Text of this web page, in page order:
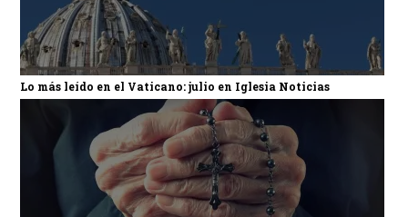
Lo más leído en el Vaticano: julio en Iglesia Noticias